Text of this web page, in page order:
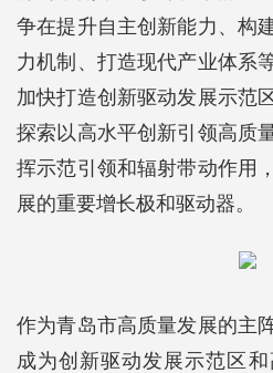
争在提升自主创新能力、构
力机制、打造现代产业体系
加快打造创新驱动发展示范
探索以高水平创新引领高质
挥示范引领和辐射带动作用
展的重要增长极和驱动器。
作为青岛市高质量发展的主
成为创新驱动发展示范区